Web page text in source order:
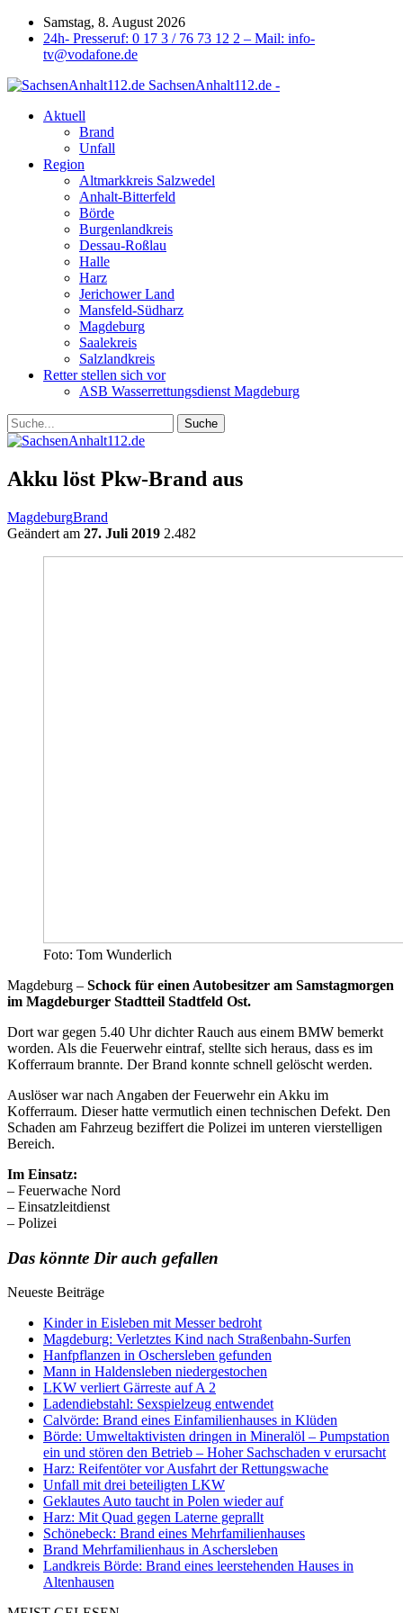
Samstag, 8. August 2026
24h- Presseruf: 0 17 3 / 76 73 12 2 – Mail: info-
tv@vodafone.de
SachsenAnhalt112.de -
Aktuell
Brand
Unfall
Region
Altmarkkreis Salzwedel
Anhalt-Bitterfeld
Börde
Burgenlandkreis
Dessau-Roßlau
Halle
Harz
Jerichower Land
Mansfeld-Südharz
Magdeburg
Saalekreis
Salzlandkreis
Retter stellen sich vor
ASB Wasserrettungsdienst Magdeburg
Akku löst Pkw-Brand aus
MagdeburgBrand
Geändert am 27. Juli 2019 2.482
Foto: Tom Wunderlich
Magdeburg – Schock für einen Autobesitzer am Samstagmorgen
im Magdeburger Stadtteil Stadtfeld Ost.
Dort war gegen 5.40 Uhr dichter Rauch aus einem BMW bemerkt
worden. Als die Feuerwehr eintraf, stellte sich heraus, dass es im
Kofferraum brannte. Der Brand konnte schnell gelöscht werden.
Auslöser war nach Angaben der Feuerwehr ein Akku im
Kofferraum. Dieser hatte vermutlich einen technischen Defekt. Den
Schaden am Fahrzeug beziffert die Polizei im unteren vierstelligen
Bereich.
Im Einsatz:
– Feuerwache Nord
– Einsatzleitdienst
– Polizei
Das könnte Dir auch gefallen
Neueste Beiträge
Kinder in Eisleben mit Messer bedroht
Magdeburg: Verletztes Kind nach Straßenbahn-Surfen
Hanfpflanzen in Oschersleben gefunden
Mann in Haldensleben niedergestochen
LKW verliert Gärreste auf A 2
Ladendiebstahl: Sexspielzeug entwendet
Calvörde: Brand eines Einfamilienhauses in Klüden
Börde: Umweltaktivisten dringen in Mineralöl – Pumpstation
ein und stören den Betrieb – Hoher Sachschaden v erursacht
Harz: Reifentöter vor Ausfahrt der Rettungswache
Unfall mit drei beteiligten LKW
Geklautes Auto taucht in Polen wieder auf
Harz: Mit Quad gegen Laterne geprallt
Schönebeck: Brand eines Mehrfamilienhauses
Brand Mehrfamilienhaus in Aschersleben
Landkreis Börde: Brand eines leerstehenden Hauses in
Altenhausen